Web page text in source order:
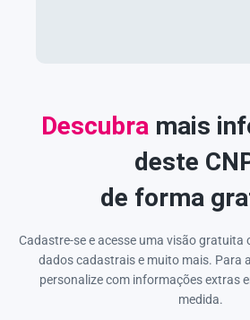
Descubra mais
deste
de forma
Cadastre-se e acesse uma visão gratuita
dados cadastrais e muito mais. Para
personalize com informações extras
medida.